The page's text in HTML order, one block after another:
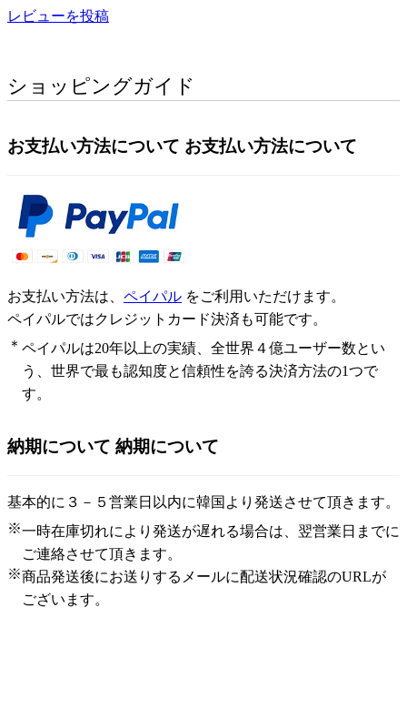
レビューを投稿
ショッピングガイド
お支払い方法について お支払い方法について
お支払い方法は、 ペイパル をご利用いただけます。
ペイパルではクレジットカード決済も可能です。
＊ ペイパルは20年以上の実績、全世界４億ユーザー数とい
う、世界で最も認知度と信頼性を誇る決済方法の1つで
す。
納期について 納期について
基本的に３－５営業日以内に韓国より発送させて頂きます。
※一時在庫切れにより発送が遅れる場合は、翌営業日までに
ご連絡させて頂きます。
※商品発送後にお送りするメールに配送状況確認のURLが
ございます。